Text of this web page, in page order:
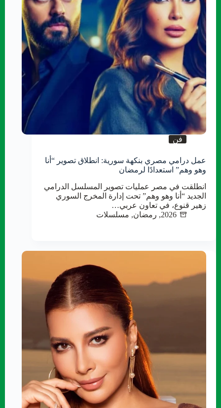
فن
عمل درامي مصري بنكهة سورية: انطلاق تصوير “أنا
وهو وهم” استعدادًا لرمضان
انطلقت في مصر عمليات تصوير المسلسل الدرامي
الجديد “أنا وهو وهم” تحت إدارة المخرج السوري
زهير قنوع، في تعاون عربي…
2026
, رمضان, مسلسلات